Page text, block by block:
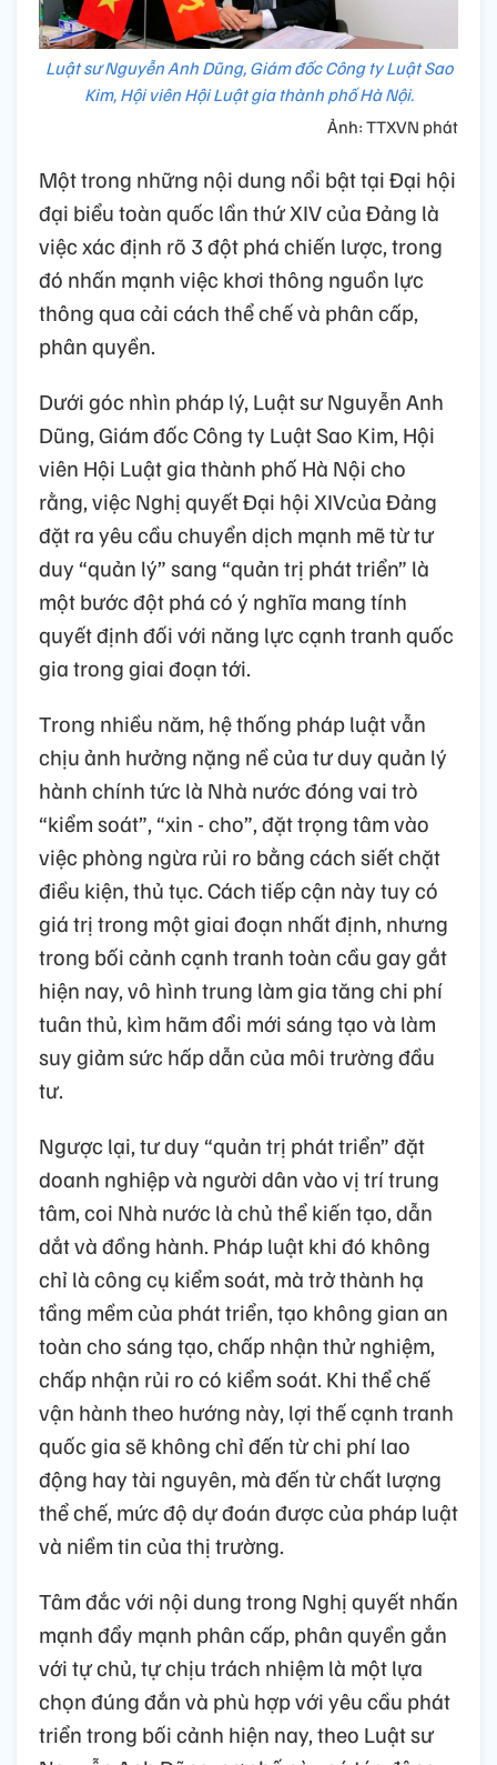
Luật sư Nguyễn Anh Dũng, Giám đốc Công ty Luật Sao
Kim, Hội viên Hội Luật gia thành phố Hà Nội.
Ảnh: TTXVN phát
Một trong những nội dung nổi bật tại Đại hội
đại biểu toàn quốc lần thứ XIV của Đảng là
việc xác định rõ 3 đột phá chiến lược, trong
đó nhấn mạnh việc khơi thông nguồn lực
thông qua cải cách thể chế và phân cấp,
phân quyền.
Dưới góc nhìn pháp lý, Luật sư Nguyễn Anh
Dũng, Giám đốc Công ty Luật Sao Kim, Hội
viên Hội Luật gia thành phố Hà Nội cho
rằng, việc Nghị quyết Đại hội XIVcủa Đảng
đặt ra yêu cầu chuyển dịch mạnh mẽ từ tư
duy “quản lý” sang “quản trị phát triển” là
một bước đột phá có ý nghĩa mang tính
quyết định đối với năng lực cạnh tranh quốc
gia trong giai đoạn tới.
Trong nhiều năm, hệ thống pháp luật vẫn
chịu ảnh hưởng nặng nề của tư duy quản lý
hành chính tức là Nhà nước đóng vai trò
“kiểm soát”, “xin - cho”, đặt trọng tâm vào
việc phòng ngừa rủi ro bằng cách siết chặt
điều kiện, thủ tục. Cách tiếp cận này tuy có
giá trị trong một giai đoạn nhất định, nhưng
trong bối cảnh cạnh tranh toàn cầu gay gắt
hiện nay, vô hình trung làm gia tăng chi phí
tuân thủ, kìm hãm đổi mới sáng tạo và làm
suy giảm sức hấp dẫn của môi trường đầu
tư.
Ngược lại, tư duy “quản trị phát triển” đặt
doanh nghiệp và người dân vào vị trí trung
tâm, coi Nhà nước là chủ thể kiến tạo, dẫn
dắt và đồng hành. Pháp luật khi đó không
chỉ là công cụ kiểm soát, mà trở thành hạ
tầng mềm của phát triển, tạo không gian an
toàn cho sáng tạo, chấp nhận thử nghiệm,
chấp nhận rủi ro có kiểm soát. Khi thể chế
vận hành theo hướng này, lợi thế cạnh tranh
quốc gia sẽ không chỉ đến từ chi phí lao
động hay tài nguyên, mà đến từ chất lượng
thể chế, mức độ dự đoán được của pháp luật
và niềm tin của thị trường.
Tâm đắc với nội dung trong Nghị quyết nhấn
mạnh đẩy mạnh phân cấp, phân quyền gắn
với tự chủ, tự chịu trách nhiệm là một lựa
chọn đúng đắn và phù hợp với yêu cầu phát
triển trong bối cảnh hiện nay, theo Luật sư